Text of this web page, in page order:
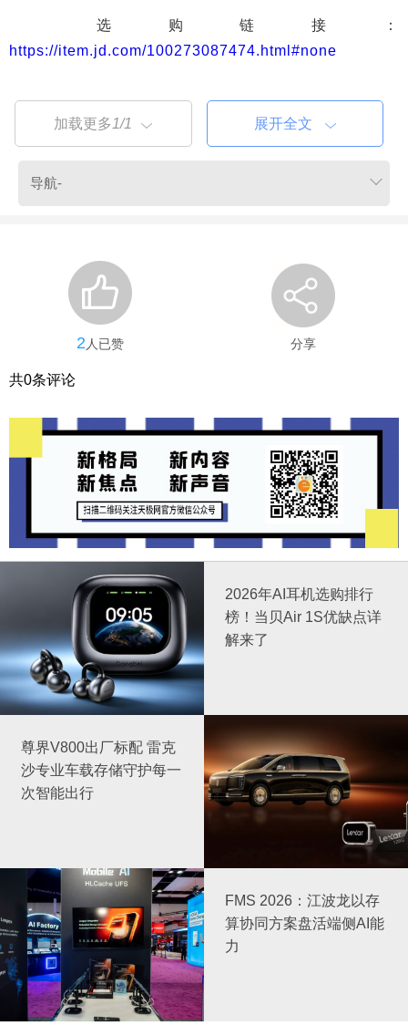
选购链接：
https://item.jd.com/100273087474.html#none
加载更多 1/1 展开全文
2人已赞 分享
共0条评论
2026年AI耳机选购排行
榜！当贝Air 1S优缺点详
解来了
尊界V800出厂标配 雷克
沙专业车载存储守护每一
次智能出行
FMS 2026：江波龙以存
算协同方案盘活端侧AI能
力